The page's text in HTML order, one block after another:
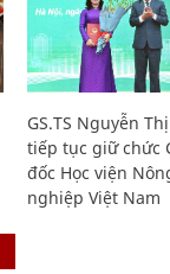
GS.TS Nguyễn
tiếp tục giữ chức
đốc Học viện
nghiệp Việt Nam